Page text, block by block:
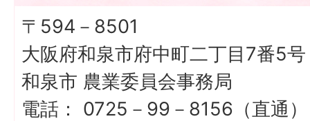
〒594－8501
大阪府和泉市府中町二丁目7番5号
和泉市 農業委員会事務局
電話： 0725－99－8156（直通）